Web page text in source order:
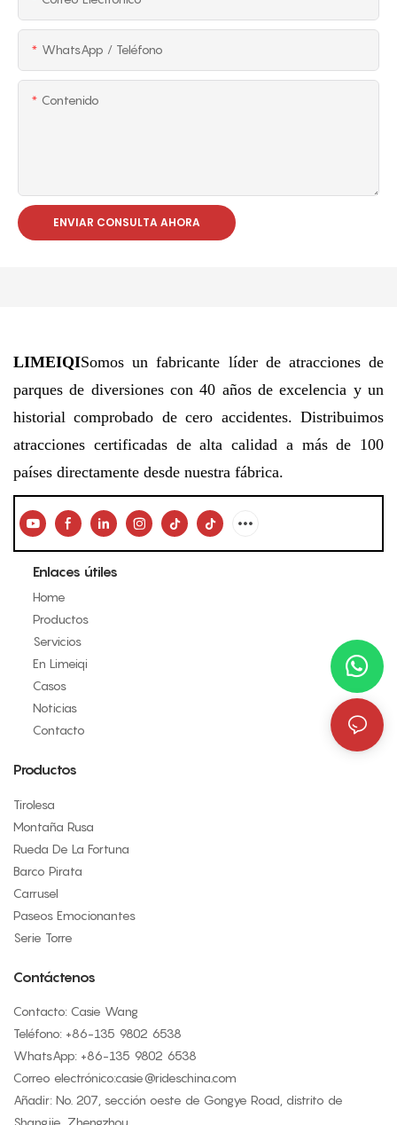
WhatsApp / Teléfono
Contenido
ENVIAR CONSULTA AHORA
LIMEIQISomos un fabricante líder de atracciones de
parques de diversiones con 40 años de excelencia y un
historial comprobado de cero accidentes. Distribuimos
atracciones certificadas de alta calidad a más de 100
países directamente desde nuestra fábrica.
Enlaces útiles
Home
Productos
Servicios
En Limeiqi
Casos
Noticias
Contacto
Productos
Tirolesa
Montaña Rusa
Rueda De La Fortuna
Barco Pirata
Carrusel
Paseos Emocionantes
Serie Torre
Contáctenos
Contacto: Casie Wang
Teléfono: +86-135 9802 6538
WhatsApp: +86-135 9802 6538
Correo electrónico:casie@rideschina.com
Añadir: No. 207, sección oeste de Gongye Road, distrito de
Shangjie, Zhengzhou